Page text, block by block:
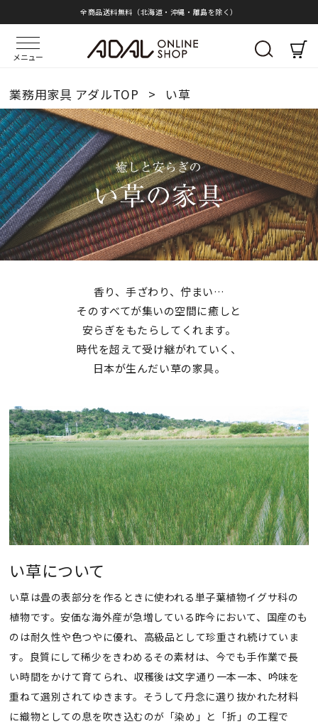
全商品送料無料（北海道・沖縄・離島を除く）
メニュー
業務用家具 アダルTOP > い草
香り、手ざわり、佇まい…
そのすべてが集いの空間に癒しと
安らぎをもたらしてくれます。
時代を超えて受け継がれていく、
日本が生んだい草の家具。
い草について
い草は畳の表部分を作るときに使われる単子葉植物イグサ科の
植物です。安価な海外産が急増している昨今において、国産のも
のは耐久性や色つやに優れ、高級品として珍重され続けていま
す。良質にして稀少をきわめるその素材は、今でも手作業で長
い時間をかけて育てられ、収穫後は文字通り一本一本、吟味を
重ねて選別されてゆきます。そうして丹念に選り抜かれた材料
に織物としての息を吹き込むのが「染め」と「折」の工程で